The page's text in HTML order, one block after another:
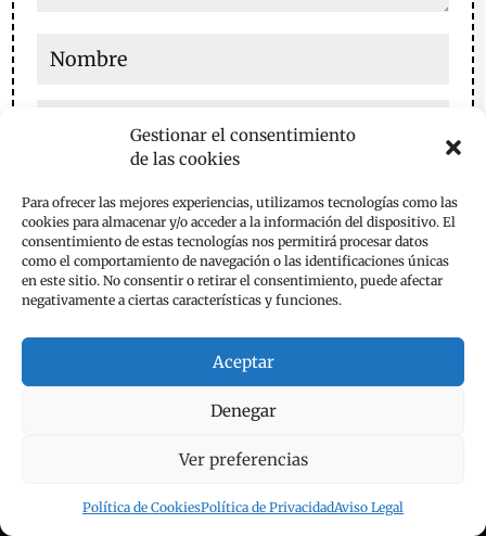
Gestionar el consentimiento
de las cookies
Para ofrecer las mejores experiencias, utilizamos tecnologías como las
cookies para almacenar y/o acceder a la información del dispositivo. El
consentimiento de estas tecnologías nos permitirá procesar datos
como el comportamiento de navegación o las identificaciones únicas
en este sitio. No consentir o retirar el consentimiento, puede afectar
negativamente a ciertas características y funciones.
Aceptar
Denegar
Ver preferencias
Política de CookiesPolítica de PrivacidadAviso Legal
Guarda mi nombre, correo electrónico y web en este
navegador para la próxima vez que comente.
Política de Cookies
Contacta